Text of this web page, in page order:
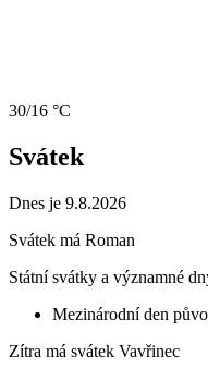
30/16 °C
Svátek
Dnes je 9.8.2026
Svátek má Roman
Státní svátky a významné
Mezinárodní den
Zítra má svátek Vavřinec